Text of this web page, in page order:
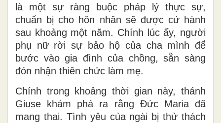
là một sự ràng buộc pháp lý thực sự,
chuẩn bị cho hôn nhân sẽ được cử hành
sau khoảng một năm. Chính lúc ấy, người
phụ nữ rời sự bảo hộ của cha mình để
bước vào gia đình của chồng, sẵn sàng
đón nhận thiên chức làm mẹ.
Chính trong khoảng thời gian này, thánh
Giuse khám phá ra rằng Đức Maria đã
mang thai. Tình yêu của ngài bị thử thách